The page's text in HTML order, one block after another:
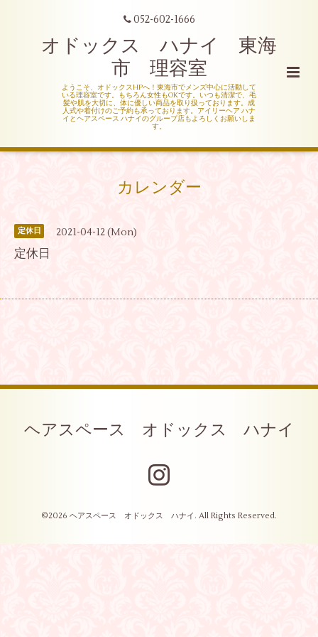
052-602-1666
オドックス ハナイ 東海
市 理容室
ようこそ、オドックスHPへ！東海市でメンズ中心に活動して
いる理容室です。もちろん女性もOKです。いつも清潔で、毛
髪や肌を大切に、体に優しい商品を取り扱っております。成
人式や着付けのご予約も承っております。アイリーヘア ハナ
イとヘアスペース ハナイのグループ店もよろしくお願いしま
す。
カレンダー
定休日 2021-04-12 (Mon)
定休日
ヘアスペース オドックス ハナイ
©2026 ヘアスペース オドックス ハナイ . All Rights Reserved.